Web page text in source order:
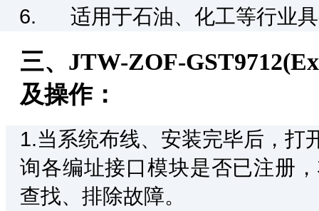
6.
适用于石油、化工等行业
三、JTW-ZOF-
及操作：
1.当系统布线、安装完毕后，打
询各编址接口模块是否已注册
查找、排除故障。